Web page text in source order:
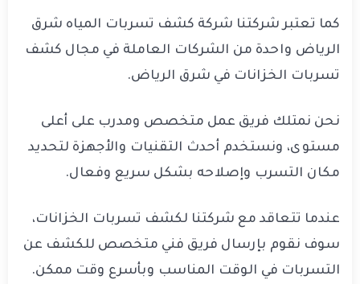
كما تعتبر شركتنا شركة كشف تسربات المياه شرق
الرياض واحدة من الشركات العاملة في مجال كشف
تسربات الخزانات في شرق الرياض.
نحن نمتلك فريق عمل متخصص ومدرب على أعلى
مستوى، ونستخدم أحدث التقنيات والأجهزة لتحديد
مكان التسرب وإصلاحه بشكل سريع وفعال.
عندما تتعاقد مع شركتنا لكشف تسربات الخزانات،
سوف نقوم بإرسال فريق فني متخصص للكشف عن
التسربات في الوقت المناسب وبأسرع وقت ممكن.